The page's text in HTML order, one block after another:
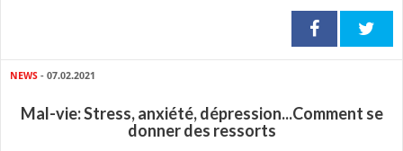
NEWS - 07.02.2021
Mal-vie: Stress, anxiété, dépression...Comment se
donner des ressorts